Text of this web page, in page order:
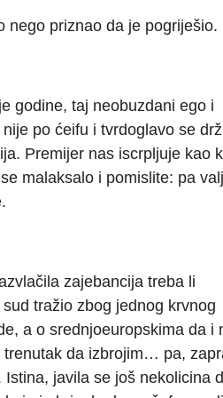
nego priznao da je pogriješio.
godine, taj neobuzdani ego i
po ćeifu i tvrdoglavo se
Premijer nas iscrpljuje kao
malaksalo i pomislite: pa
zajebancija treba li
tražio zbog jednog krvnog
a o srednjoeuropskima da i
da izbrojim… pa,
javila se još nekolicina